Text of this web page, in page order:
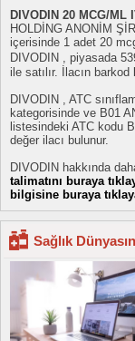
DIVODIN 20 MCG/ML
HOLDİNG ANONİM
içerisinde 1 adet 20
DIVODIN , piyasada
ile satılır. İlacın
DIVODIN , ATC
kategorisinde ve B01
listesindeki ATC kodu
değer ilacı bulunur.
DIVODIN hakkında
talimatını buraya
bilgisine buraya
Sağlık